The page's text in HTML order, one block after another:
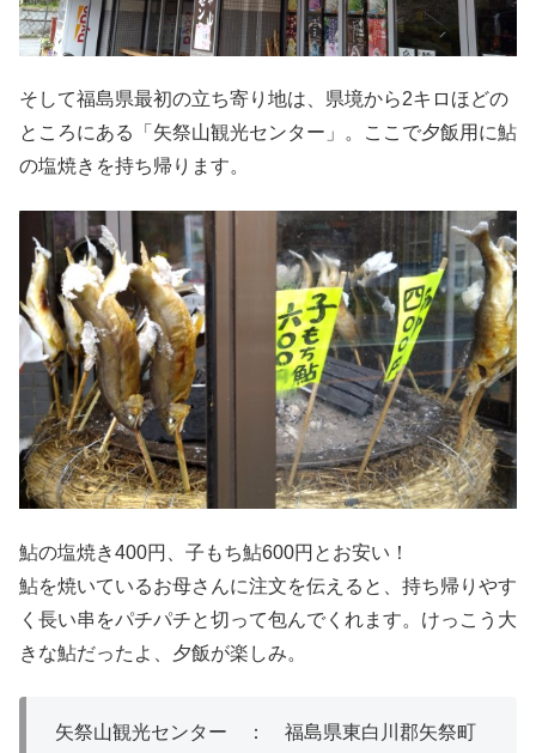
そして福島県最初の立ち寄り地は、県境から2キロほどの
ところにある「矢祭山観光センター」。ここで夕飯用に鮎
の塩焼きを持ち帰ります。
鮎の塩焼き400円、子もち鮎600円とお安い！
鮎を焼いているお母さんに注文を伝えると、持ち帰りやす
く長い串をパチパチと切って包んでくれます。けっこう大
きな鮎だったよ、夕飯が楽しみ。
矢祭山観光センター ： 福島県東白川郡矢祭町